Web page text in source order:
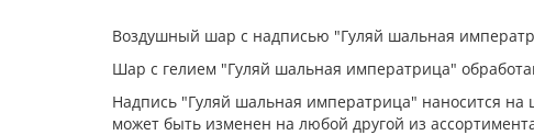
Воздушный шар с надписью "Гуляй шальная
Шар с гелием "Гуляй шальная императрица"
Надпись "Гуляй шальная императрица" наносится
может быть изменен на любой другой из